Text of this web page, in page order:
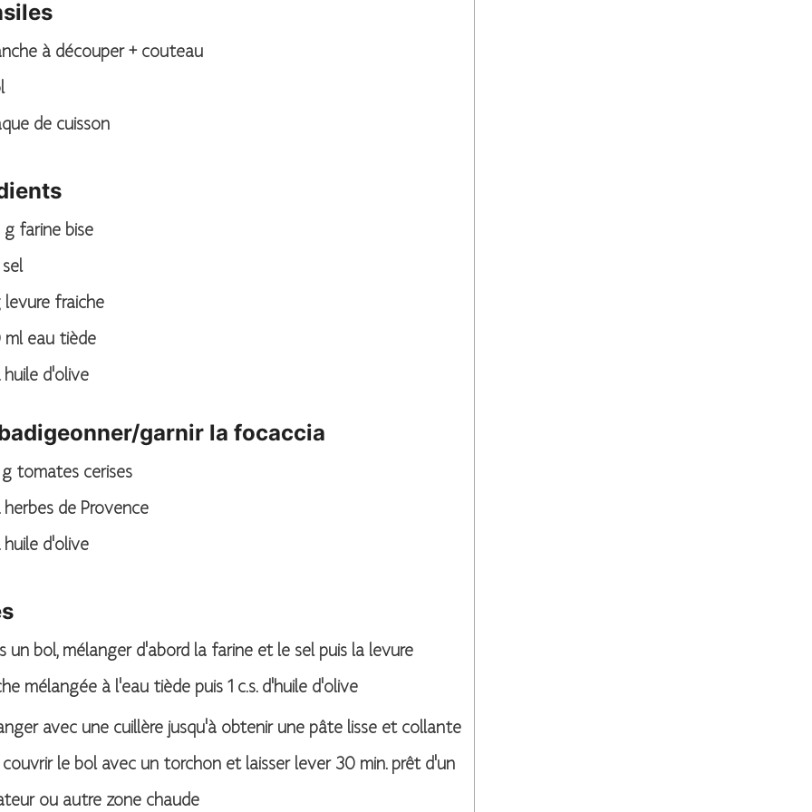
à découper + couteau
de cuisson
g farine bise
sel
levure fraiche
ml eau tiède
huile d'olive
garnir la focaccia
g tomates cerises
herbes de Provence
huile d'olive
un bol, mélanger d'abord la farine et le sel puis la levure
mélangée à l'eau tiède puis 1 c.s. d'huile d'olive
avec une cuillère jusqu'à obtenir une pâte lisse et collante
couvrir le bol avec un torchon et laisser lever 30 min. prêt d'un
ou autre zone chaude